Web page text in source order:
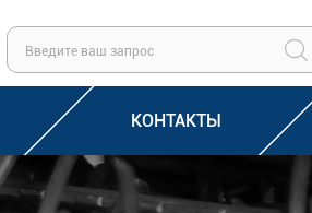
КОНТАКТЫ